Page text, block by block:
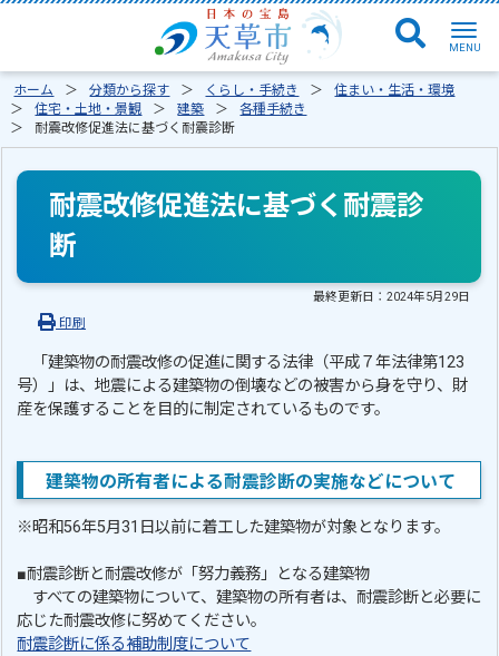
ホーム 分類から探す くらし・手続き
住まい・生活・環境
住宅・土地・景観
建築
各種手続き
耐震改修促進法に基づく耐震診断
耐震改修促進法に基づく耐震診
断
最終更新日：2024年5月29日
印刷
「建築物の耐震改修の促進に関する法律（平成７年法律第123
号）」は、地震による建築物の倒壊などの被害から身を守り、財
産を保護することを目的に制定されているものです。
建築物の所有者による耐震診断の実施などについて
※昭和56年5月31日以前に着工した建築物が対象となります。
■耐震診断と耐震改修が「努力義務」となる建築物
すべての建築物について、建築物の所有者は、耐震診断と必要に
応じた耐震改修に努めてください。
耐震診断に係る補助制度について